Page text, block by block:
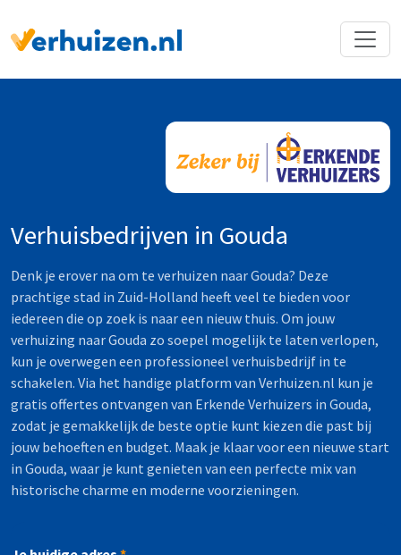
Verhuisbedrijven in Gouda
Denk je erover na om te verhuizen naar Gouda? Deze
prachtige stad in Zuid-Holland heeft veel te bieden voor
iedereen die op zoek is naar een nieuw thuis. Om jouw
verhuizing naar Gouda zo soepel mogelijk te laten verlopen,
kun je overwegen een professioneel verhuisbedrijf in te
schakelen. Via het handige platform van Verhuizen.nl kun je
gratis offertes ontvangen van Erkende Verhuizers in Gouda,
zodat je gemakkelijk de beste optie kunt kiezen die past bij
jouw behoeften en budget. Maak je klaar voor een nieuwe start
in Gouda, waar je kunt genieten van een perfecte mix van
historische charme en moderne voorzieningen.